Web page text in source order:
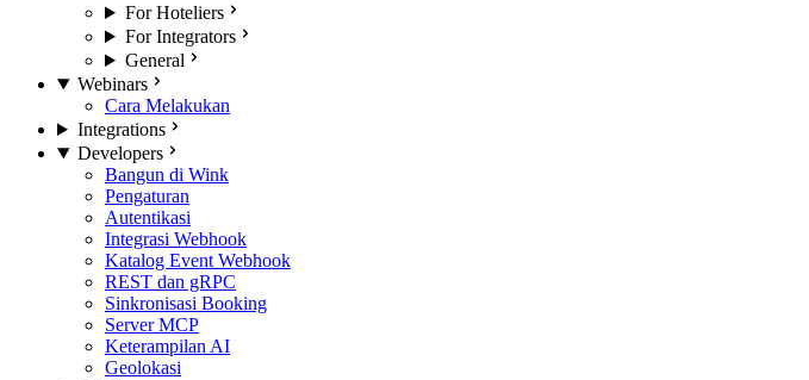
For Hoteliers
For Integrators
General
Webinars
Cara Melakukan
Integrations
Developers
Bangun di Wink
Pengaturan
Autentikasi
Integrasi Webhook
Katalog Event Webhook
REST dan gRPC
Sinkronisasi Booking
Server MCP
Keterampilan AI
Geolokasi